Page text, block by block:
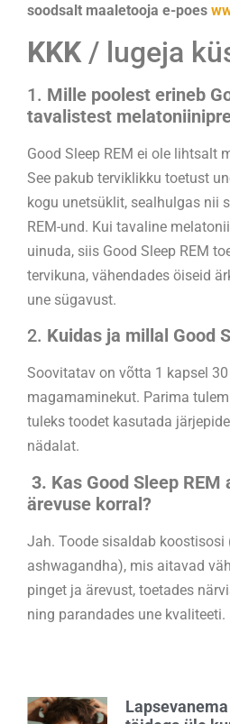
soodsalt maaletooja e-poes
KKK/ lugeja
1. Mille poolest erineb
tavalistest
Good Sleep REM ei ole lihtsalt
See pakub terviklikku toetust
kogu unetsüklit, sealhulgas nii
REM-und. Kui tavaline
uinuda, siis Good Sleep REM
tervikuna, vähendades öiseid
une sügavust.
2. Kuidas ja millal Good
Soovitatav on võtta 1 kapsel
magamaminekut. Parima
tuleks toodet kasutada
nädalat.
3. Kas Good Sleep
ärevuse korral?
Jah. Toode sisaldab koostisosi
ashwagandha), mis aitavad
pinget ja ärevust, toetades
ning parandades une kvaliteeti.